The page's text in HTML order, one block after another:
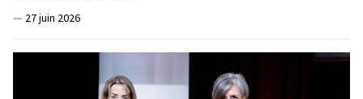
— 27 juin 2026